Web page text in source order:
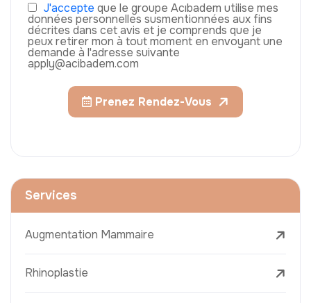
J'accepte que le groupe Acıbadem utilise mes
données personnelles susmentionnées aux fins
décrites dans cet avis et je comprends que je
peux retirer mon à tout moment en envoyant une
demande à l'adresse suivante
apply@acibadem.com
Prenez Rendez-Vous
Services
Augmentation Mammaire
Rhinoplastie